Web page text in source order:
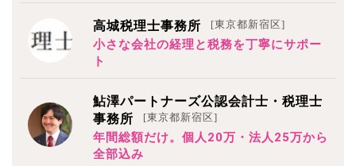
高城税理士事務所 [東京都新宿区]
小さな会社の経理と税務を丁寧にサポー
ト
鮎澤パートナーズ公認会計士・税理士
事務所
[東京都新宿区]
年間総額だけ。個人20万・法人25万から
全部込み